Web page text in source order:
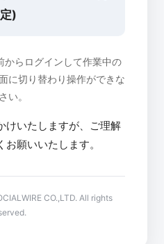
定)
らログインして作業中の
に切り替わり操作ができな
い。
けいたしますが、ご理解
願いいたします。
CO.,LTD. All rights